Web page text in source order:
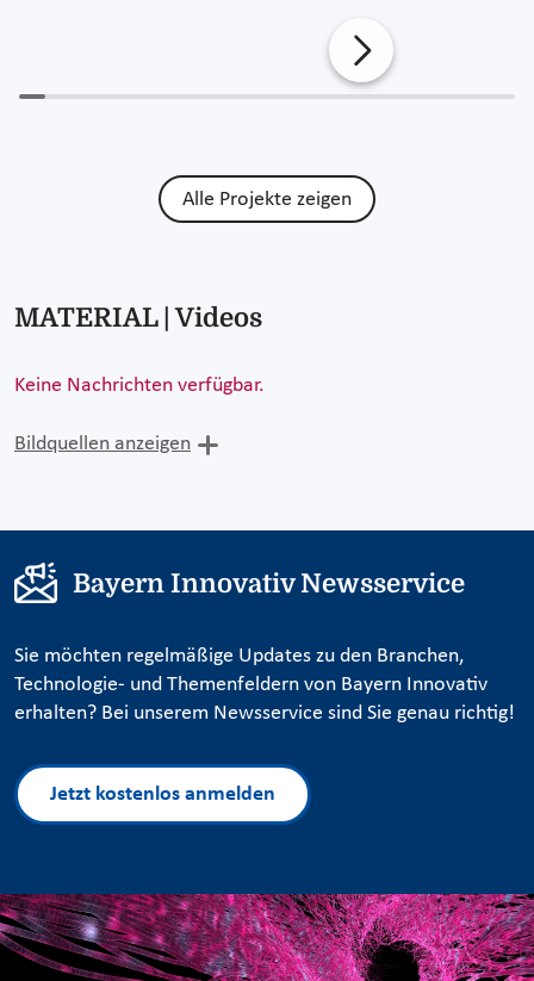
Alle Projekte zeigen
MATERIAL | Videos
Keine Nachrichten verfügbar.
Bildquellen anzeigen
Bayern Innovativ Newsservice
Sie möchten regelmäßige Updates zu den Branchen,
Technologie- und Themenfeldern von Bayern Innovativ
erhalten? Bei unserem Newsservice sind Sie genau richtig!
Jetzt kostenlos anmelden